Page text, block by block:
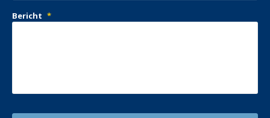
Bericht *